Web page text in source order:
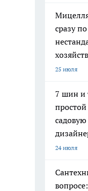
сразу
25 июля
7 шин и
простой
24 июля